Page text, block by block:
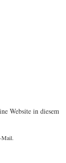
Website in diesem
Mail.